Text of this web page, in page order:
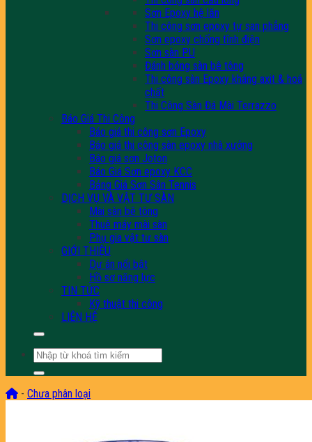
Sơn Epoxy hệ lăn
Thi công sơn epoxy tự san phẳng
Sơn epoxy chống tĩnh điện
Sơn sàn PU
Đánh bóng sàn bê tông
Thi công sàn Epoxy kháng axit & hoá
chất
Thi Công Sàn Đá Mài Terrazzo
Báo Giá Thi Công
Báo giá thi công sơn Epoxy
Báo giá thi công sàn epoxy nhà xưởng
Báo giá sơn Joton
Báo Giá Sơn epoxy KCC
Bảng Giá Sơn Sân Tennis
DỊCH VỤ VÀ VẬT TƯ SÀN
Mài sàn bê tông
Thuê máy mài sàn
Phụ gia vật tư sàn
GIỚI THIỆU
Dự án nổi bật
Hồ sơ năng lực
TIN TỨC
Kỹ thuật thi công
LIÊN HỆ
Tìm
kiếm:
- Chưa phân loại